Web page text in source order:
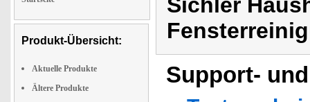
Produkt-Übersicht:
Aktuelle Produkte
Ältere Produkte
Support-